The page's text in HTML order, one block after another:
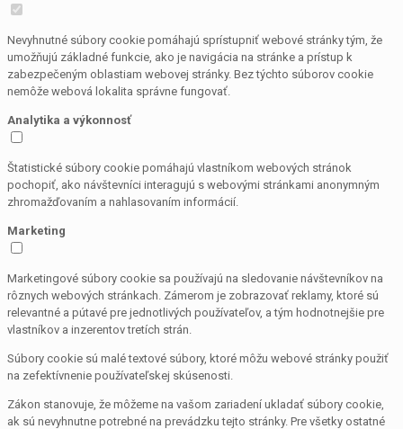
Nevyhnutné súbory cookie pomáhajú sprístupniť webové stránky tým, že
umožňujú základné funkcie, ako je navigácia na stránke a prístup k
zabezpečeným oblastiam webovej stránky. Bez týchto súborov cookie
nemôže webová lokalita správne fungovať.
Analytika a výkonnosť
Štatistické súbory cookie pomáhajú vlastníkom webových stránok
pochopiť, ako návštevníci interagujú s webovými stránkami anonymným
zhromažďovaním a nahlasovaním informácií.
Marketing
Marketingové súbory cookie sa používajú na sledovanie návštevníkov na
rôznych webových stránkach. Zámerom je zobrazovať reklamy, ktoré sú
relevantné a pútavé pre jednotlivých používateľov, a tým hodnotnejšie pre
vlastníkov a inzerentov tretích strán.
Súbory cookie sú malé textové súbory, ktoré môžu webové stránky použiť
na zefektívnenie používateľskej skúsenosti.
Zákon stanovuje, že môžeme na vašom zariadení ukladať súbory cookie,
ak sú nevyhnutne potrebné na prevádzku tejto stránky. Pre všetky ostatné